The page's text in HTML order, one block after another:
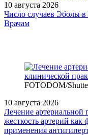
10 августа 2026
Число случаев Эболы
/legislation/law/
Врачам
FOTODOM/
10 августа 2026
Лечение артериальной
жесткость артерий
применения